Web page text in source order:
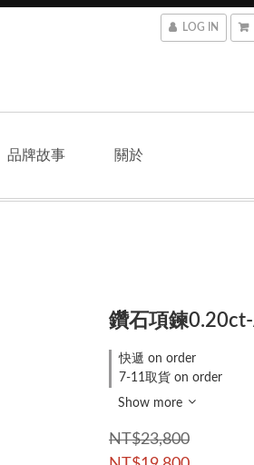
LOG IN
品牌故事 關於
鑽石項鍊
快遞 on order
7-11取貨 on order
Show more
NT$23,800